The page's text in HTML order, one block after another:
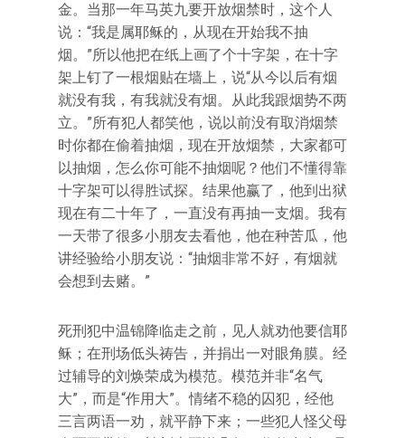
金。当那一年马英九要开放烟禁时，这个人
说：“我是属耶稣的，从现在开始我不抽
烟。”所以他把在纸上画了个十字架，在十字
架上钉了一根烟贴在墙上，说“从今以后有烟
就没有我，有我就没有烟。从此我跟烟势不两
立。”所有犯人都笑他，说以前没有取消烟禁
时你都在偷着抽烟，现在开放烟禁，大家都可
以抽烟，怎么你可能不抽烟呢？他们不懂得靠
十字架可以得胜试探。结果他赢了，他到出狱
现在有二十年了，一直没有再抽一支烟。我有
一天带了很多小朋友去看他，他在种苦瓜，他
讲经验给小朋友说：“抽烟非常不好，有烟就
会想到去赌。”
死刑犯中温锦降临走之前，见人就劝他要信耶
稣；在刑场低头祷告，并捐出一对眼角膜。经
过辅导的刘焕荣成为模范。模范并非“名气
大”，而是“作用大”。情绪不稳的囚犯，经他
三言两语一劝，就平静下来；一些犯人怪父母